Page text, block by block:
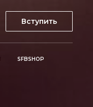
Вступить
SFBSHOP